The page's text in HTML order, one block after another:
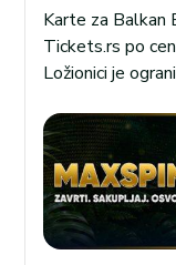
Karte za Balkan
Tickets.rs po
Ložionici je